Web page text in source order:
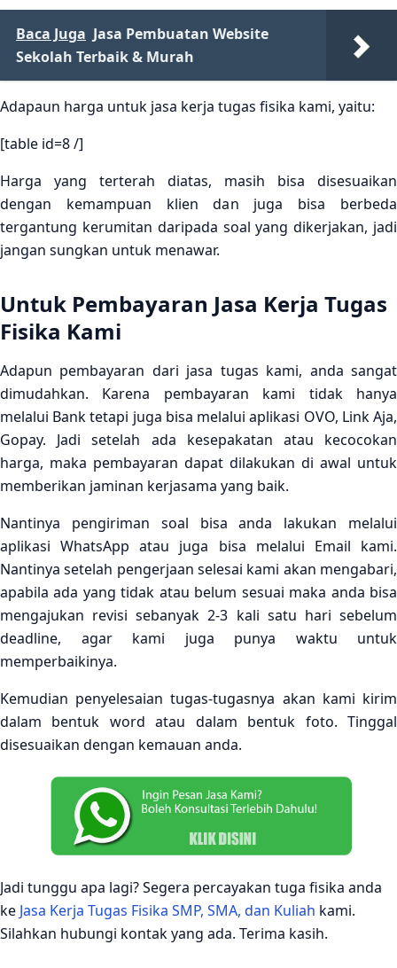
Baca Juga Jasa Pembuatan Website
Sekolah Terbaik & Murah
Adapaun harga untuk jasa kerja tugas fisika kami, yaitu:
[table id=8 /]
Harga yang terterah diatas, masih bisa disesuaikan
dengan kemampuan klien dan juga bisa berbeda
tergantung kerumitan daripada soal yang dikerjakan, jadi
jangan sungkan untuk menawar.
Untuk Pembayaran Jasa Kerja Tugas
Fisika Kami
Adapun pembayaran dari jasa tugas kami, anda sangat
dimudahkan. Karena pembayaran kami tidak hanya
melalui Bank tetapi juga bisa melalui aplikasi OVO, Link Aja,
Gopay. Jadi setelah ada kesepakatan atau kecocokan
harga, maka pembayaran dapat dilakukan di awal untuk
memberikan jaminan kerjasama yang baik.
Nantinya pengiriman soal bisa anda lakukan melalui
aplikasi WhatsApp atau juga bisa melalui Email kami.
Nantinya setelah pengerjaan selesai kami akan mengabari,
apabila ada yang tidak atau belum sesuai maka anda bisa
mengajukan revisi sebanyak 2-3 kali satu hari sebelum
deadline, agar kami juga punya waktu untuk
memperbaikinya.
Kemudian penyelesaian tugas-tugasnya akan kami kirim
dalam bentuk word atau dalam bentuk foto. Tinggal
disesuaikan dengan kemauan anda.
Jadi tunggu apa lagi? Segera percayakan tuga fisika anda
ke Jasa Kerja Tugas Fisika SMP, SMA, dan Kuliah kami.
Silahkan hubungi kontak yang ada. Terima kasih.